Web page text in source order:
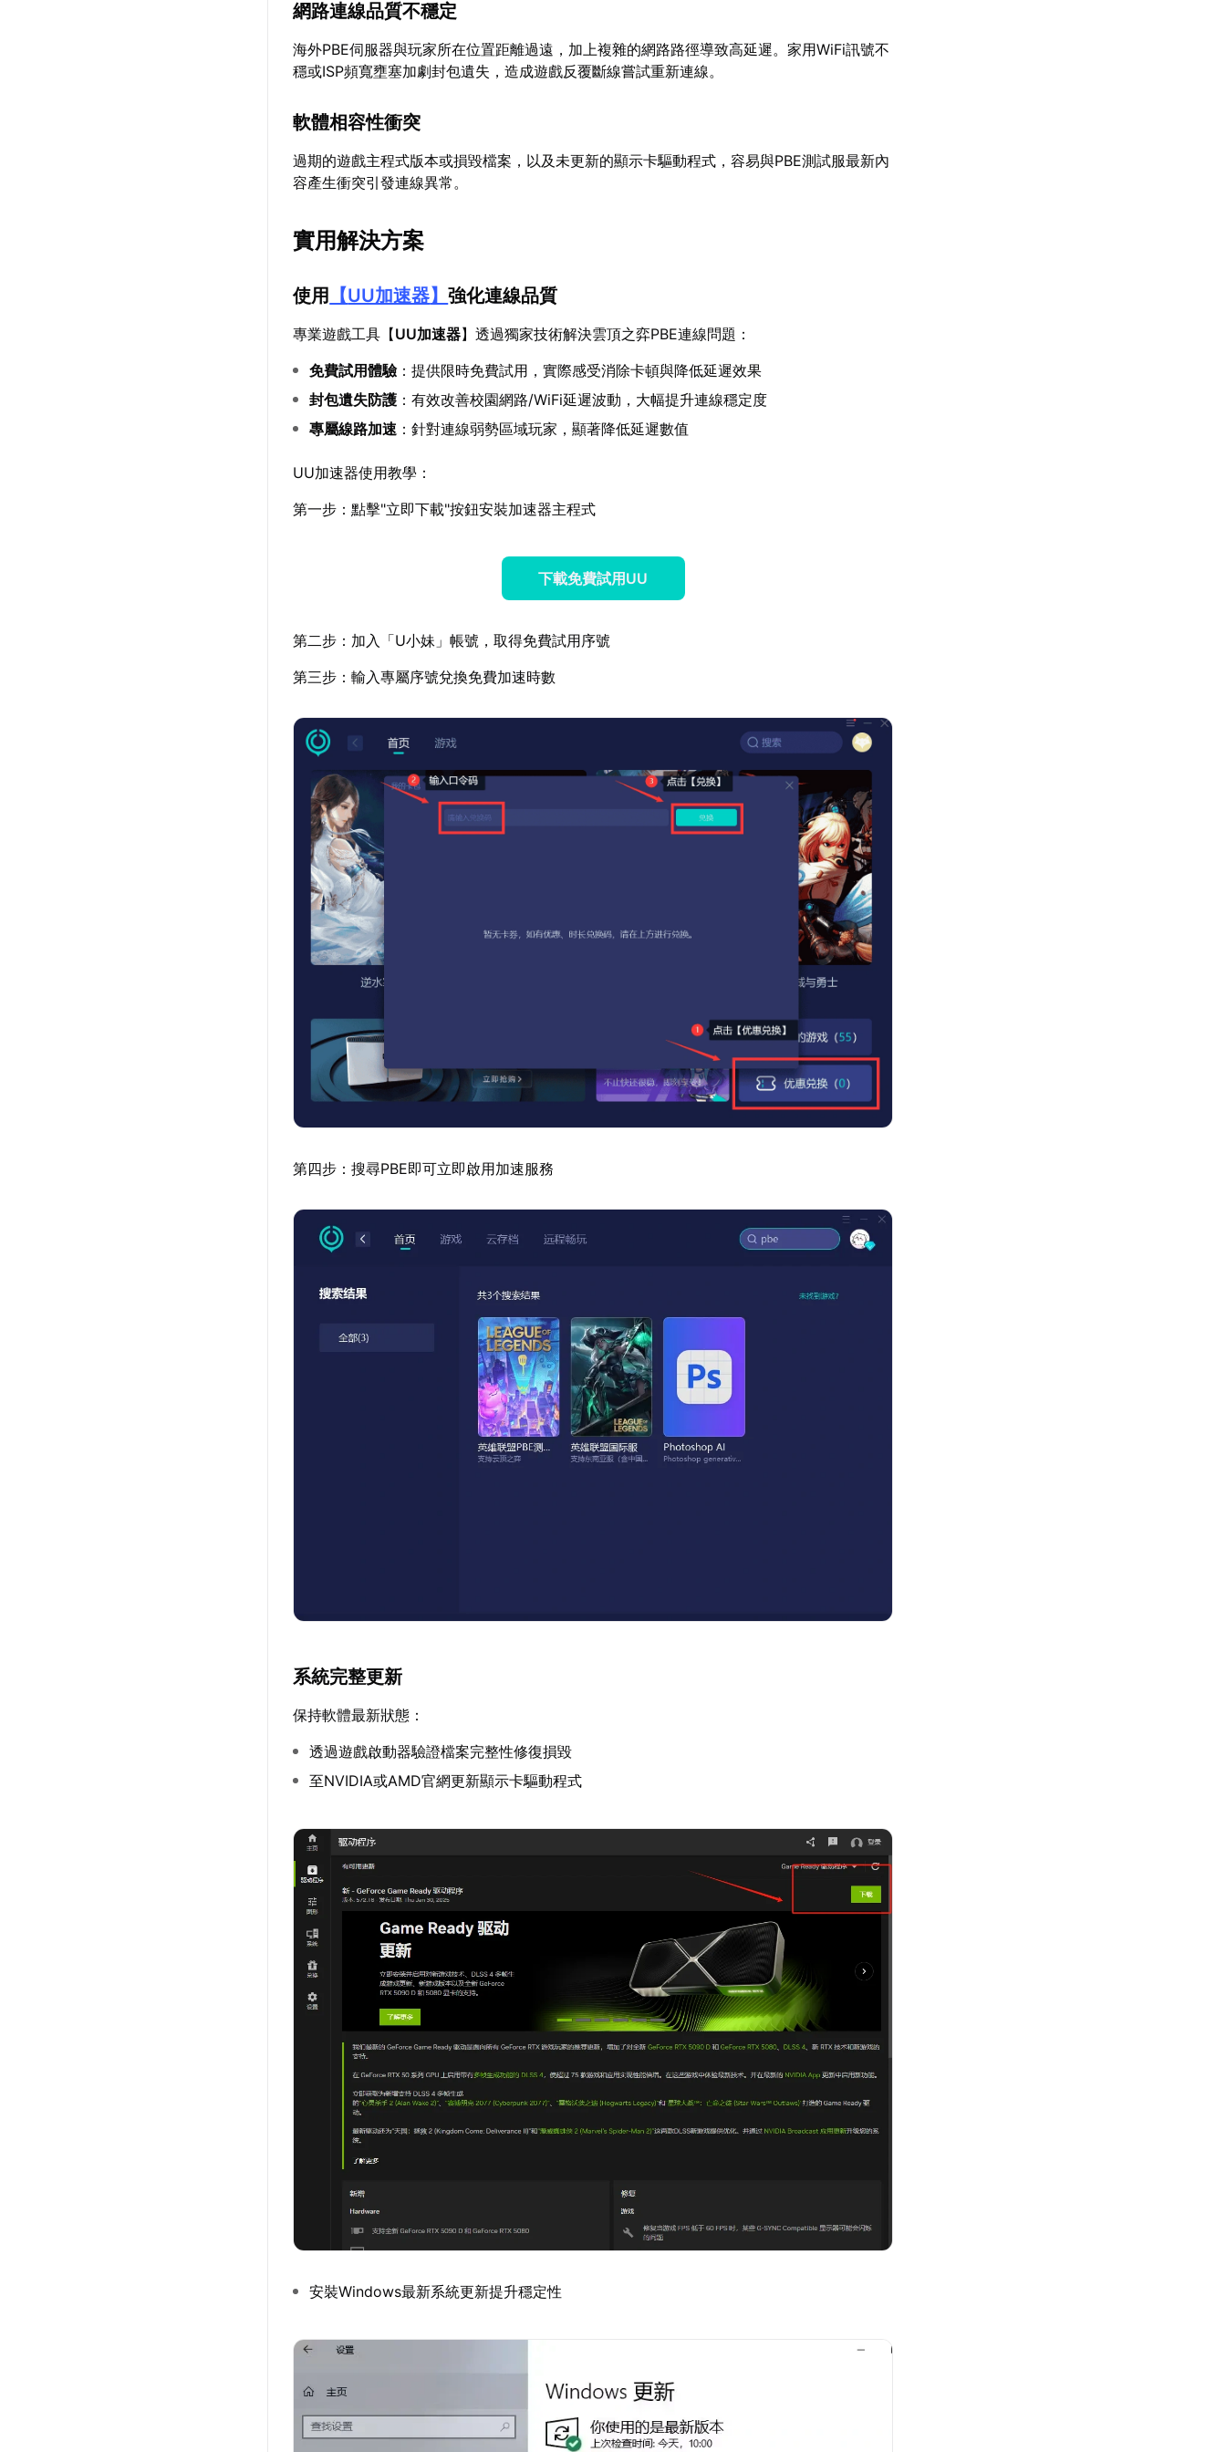
網路連線品質不穩定
海外PBE伺服器與玩家所在位置距離過遠，加上複雜的網路路徑導致高延遲。家用WiFi訊號不
穩或ISP頻寬壅塞加劇封包遺失，造成遊戲反覆斷線嘗試重新連線。
軟體相容性衝突
過期的遊戲主程式版本或損毀檔案，以及未更新的顯示卡驅動程式，容易與PBE測試服最新內
容產生衝突引發連線異常。
實用解決方案
使用 【UU加速器】強化連線品質
專業遊戲工具【UU加速器】透過獨家技術解決雲頂之弈PBE連線問題：
免費試用體驗：提供限時免費試用，實際感受消除卡頓與降低延遲效果
封包遺失防護 ：有效改善校園網路/WiFi延遲波動，大幅提升連線穩定度
專屬線路加速 ：針對連線弱勢區域玩家，顯著降低延遲數值
UU加速器使用教學：
第一步：點擊"立即下載"按鈕安裝加速器主程式
下載免費試用UU
第二步：加入「U小妹」帳號，取得免費試用序號
第三步：輸入專屬序號兌換免費加速時數
第四步：搜尋PBE即可立即啟用加速服務
系統完整更新
保持軟體最新狀態：
透過遊戲啟動器驗證檔案完整性修復損毀
至NVIDIA或AMD官網更新顯示卡驅動程式
安裝Windows最新系統更新提升穩定性